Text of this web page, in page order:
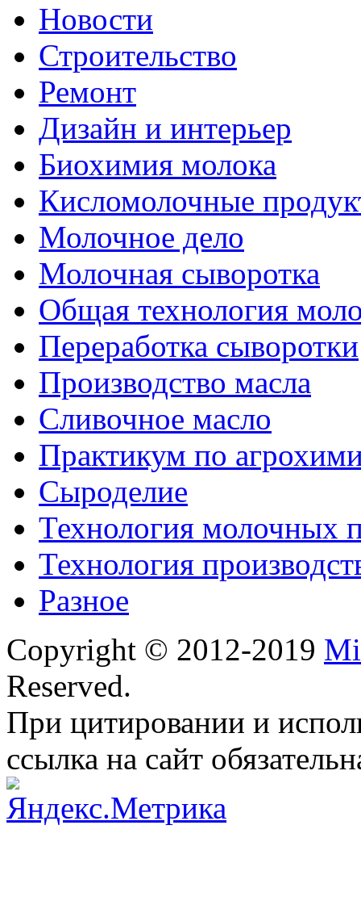
Новости
Строительство
Ремонт
Дизайн и интерьер
Биохимия молока
Кисломолочные
Молочное дело
Молочная сыворотка
Общая технология
Переработка сыворотки
Производство масла
Сливочное масло
Практикум по
Сыроделие
Технология молочных
Технология
Разное
Copyright © 2012-2019
Reserved.
При цитировании и
ссылка на сайт